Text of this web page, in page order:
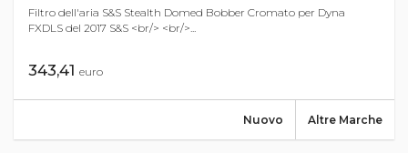
Filtro dell'aria S&S Stealth Domed Bobber Cromato per Dyna
FXDLS del 2017 S&S <br/> <br/>...
343,41 euro
Altre Marche
Nuovo